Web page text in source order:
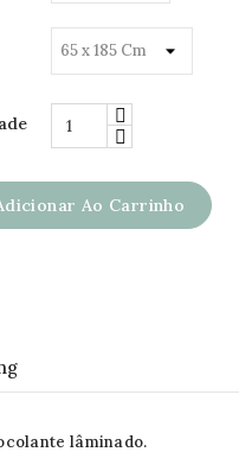
Ao Carrinho
lâminado.